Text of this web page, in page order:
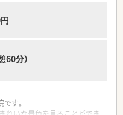
テムを導入しております
入しております
す。
です
、それでも1時間程度です
60分）
す。